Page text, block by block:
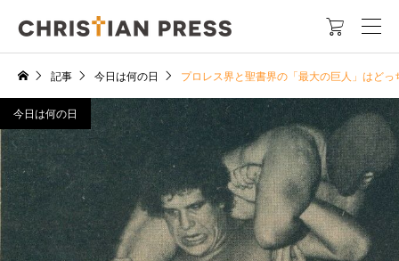

記事 今日は何の日 プロレス界と聖書界の「最大の巨人」はどっ
今日は何の日